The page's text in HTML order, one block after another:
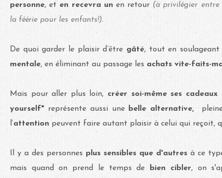
personne, et en recevra unen retour (à privilégier entre
la féérie pour les enfants!).
De quoi garder le plaisir d’être gâté, tout en
mentale, en éliminant au passage les achats vite-faits-
Mais pour aller plus loin, créer soi-même ses
yourself" représente aussi une belle alternative,
l‘attention peuvent faire autant plaisir à celui qui reçoit,
Il y a des personnes plus sensibles que d'autres à ce
mais quand on prend le temps de bien cibler, on